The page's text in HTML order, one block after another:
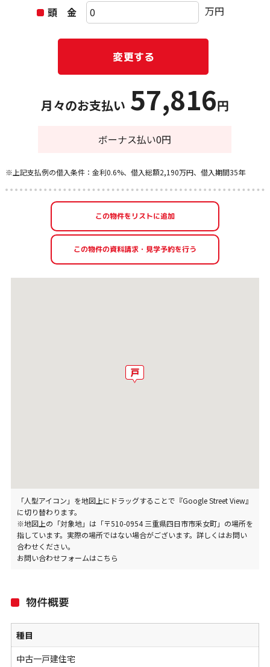
頭 金 万円
月々のお支払い 57,816円
ボーナス払い0円
※上記支払例の借入条件：金利0.6%、借入総額2,190万円、借入期間35年
「人型アイコン」を地図上にドラッグすることで『Google Street View』
に切り替わります。
※地図上の「対象地」は「〒510-0954 三重県四日市市釆女町」の場所を
指しています。実際の場所ではない場合がございます。詳しくはお問い
合わせください。
お問い合わせフォームはこちら
物件概要
種目
中古一戸建住宅